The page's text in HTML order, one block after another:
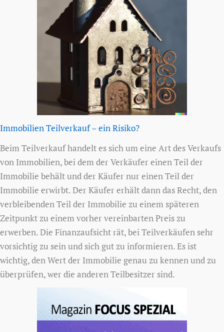
Immobilien Teilverkauf – ein Risiko?
Beim Teilverkauf handelt es sich um eine Art des Verkaufs
von Immobilien, bei dem der Verkäufer einen Teil der
Immobilie behält und der Käufer nur einen Teil der
Immobilie erwirbt. Der Käufer erhält dann das Recht, den
verbleibenden Teil der Immobilie zu einem späteren
Zeitpunkt zu einem vorher vereinbarten Preis zu
erwerben. Die Finanzaufsicht rät, bei Teilverkäufen sehr
vorsichtig zu sein und sich gut zu informieren. Es ist
wichtig, den Wert der Immobilie genau zu kennen und zu
überprüfen, wer die anderen Teilbesitzer sind.